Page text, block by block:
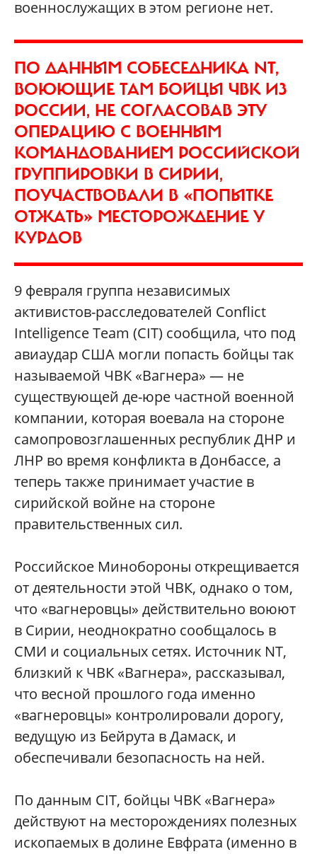
военнослужащих в этом регионе нет.
ПО ДАННЫМ СОБЕСЕДНИКА NT,
ВОЮЮЩИЕ ТАМ БОЙЦЫ ЧВК ИЗ
РОССИИ, НЕ СОГЛАСОВАВ ЭТУ
ОПЕРАЦИЮ С ВОЕННЫМ
КОМАНДОВАНИЕМ РОССИЙСКОЙ
ГРУППИРОВКИ В СИРИИ,
ПОУЧАСТВОВАЛИ В «ПОПЫТКЕ
ОТЖАТЬ» МЕСТОРОЖДЕНИЕ У
КУРДОВ
9 февраля группа независимых
активистов-расследователей Conflict
Intelligence Team (CIT) сообщила, что под
авиаудар США могли попасть бойцы так
называемой ЧВК «Вагнера» — не
существующей де-юре частной военной
компании, которая воевала на стороне
самопровозглашенных республик ДНР и
ЛНР во время конфликта в Донбассе, а
теперь также принимает участие в
сирийской войне на стороне
правительственных сил.
Российское Минобороны открещивается
от деятельности этой ЧВК, однако о том,
что «вагнеровцы» действительно воюют
в Сирии, неоднократно сообщалось в
СМИ и социальных сетях. Источник NT,
близкий к ЧВК «Вагнера», рассказывал,
что весной прошлого года именно
«вагнеровцы» контролировали дорогу,
ведущую из Бейрута в Дамаск, и
обеспечивали безопасность на ней.
По данным CIT, бойцы ЧВК «Вагнера»
действуют на месторождениях полезных
ископаемых в долине Евфрата (именно в